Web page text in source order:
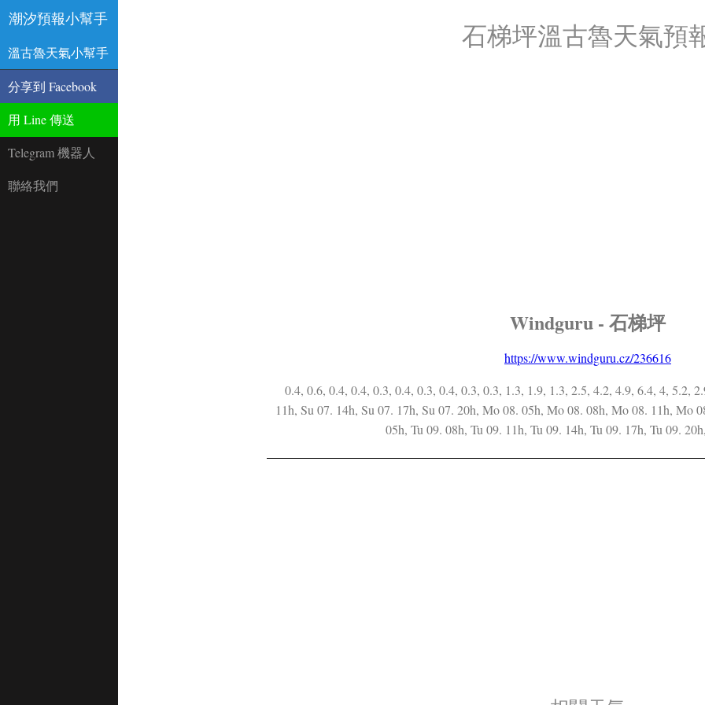
潮汐預報小幫手
溫古魯天氣小幫手
分享到 Facebook
用 Line 傳送
Telegram 機器人
聯絡我們
石梯坪溫古魯天氣預
Windguru - 石梯坪
https://www.windguru.cz/236616
0.4, 0.6, 0.4, 0.4, 0.3, 0.4, 0.3, 0.4, 0.3, 0.3, 1.3, 1.9, 1.3, 2.5, 4.2, 4.9, 6.4, 4, 5.2,
11h, Su 07. 14h, Su 07. 17h, Su 07. 20h, Mo 08. 05h, Mo 08. 08h, Mo 08. 11h, Mo
05h, Tu 09. 08h, Tu 09. 11h, Tu 09. 14h, Tu 09. 17h, Tu 09.